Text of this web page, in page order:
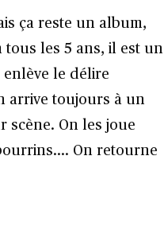
ça reste un album,
tous les 5 ans, il est un
le délire
arrive toujours à un
scène. On les joue
On retourne